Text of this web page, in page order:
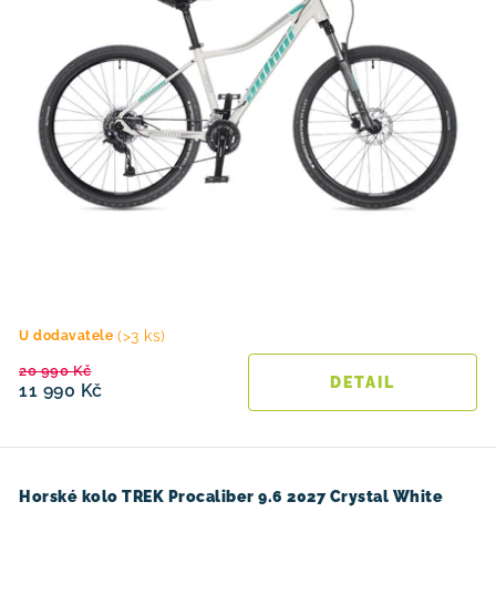
U dodavatele (>3 ks)
11 990 Kč
20 990 Kč
Horské kolo TREK Procaliber 9.6 2027 Crystal White